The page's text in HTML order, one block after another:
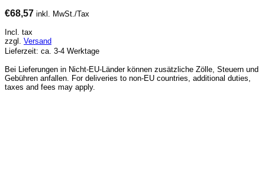
€68,57 inkl. MwSt./Tax
Incl. tax
zzgl. Versand
Lieferzeit: ca. 3-4 Werktage
Bei Lieferungen in Nicht-EU-Länder können zusätzliche Zölle, Steuern und
Gebühren anfallen. For deliveries to non-EU countries, additional duties,
taxes and fees may apply.